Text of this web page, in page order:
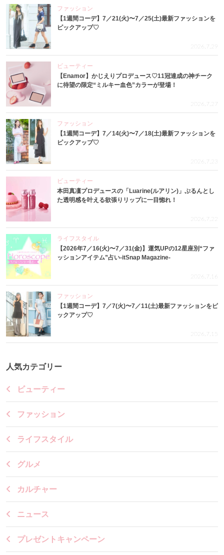
ファッション
【1週間コーデ】7／21(火)〜7／25(土)最新ファッションを
ピックアップ♡
2026.7.29
ビューティー
【Enamor】かじえりプロデュース♡11冠達成の神チーク
に待望の限定“ミルキー血色”カラーが登場！
2026.7.27
ファッション
【1週間コーデ】7／14(火)〜7／18(土)最新ファッションを
ピックアップ♡
2026.7.23
ビューティー
本田真凜プロデュースの「Luarine(ルアリン)」ぷるんとし
た透明感を叶える欲張りリップに一目惚れ！
2026.7.22
ライフスタイル
【2026年7／16(火)〜7／31(金)】運気UPの12星座別“ファ
ッションアイテム”占い-itSnap Magazine-
2026.7.16
ファッション
【1週間コーデ】7／7(火)〜7／11(土)最新ファッションをピ
ックアップ♡
2026.7.15
人気カテゴリー
ビューティー
ファッション
ライフスタイル
グルメ
カルチャー
ニュース
プレゼントキャンペーン